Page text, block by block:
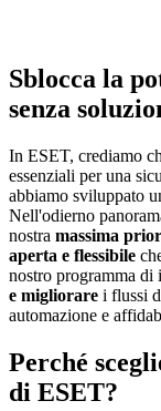
Sblocca la
senza
In ESET, crediamo
essenziali per una
abbiamo sviluppato
Nell'odierno
nostra massima
aperta e flessibile
nostro programma di
e migliorare i flussi
automazione e
Perché
di ESET?